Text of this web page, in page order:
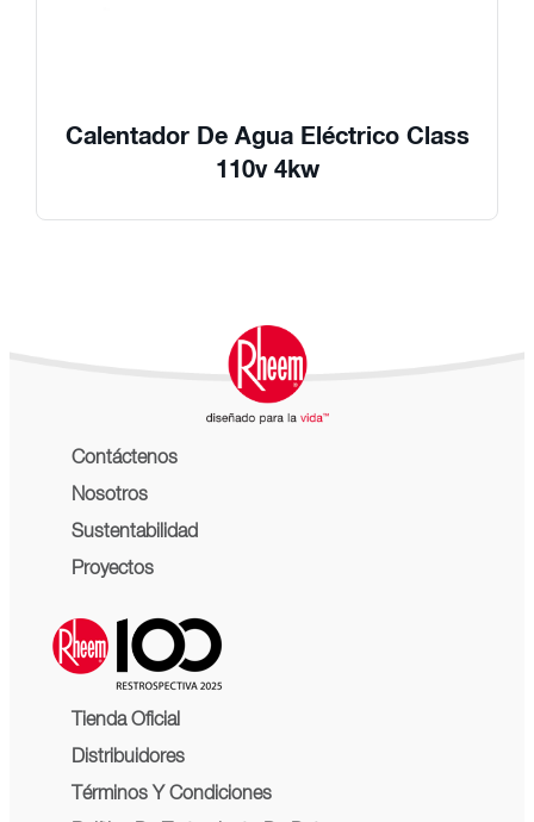
Calentador De Agua Eléctrico Class
110v 4kw
Contáctenos
Nosotros
Sustentabilidad
Proyectos
Tienda Oficial
Distribuidores
Términos Y Condiciones